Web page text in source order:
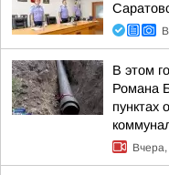
В этом
Романа
пунктах